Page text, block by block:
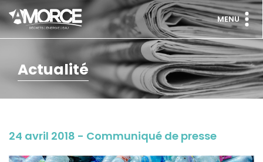
MENU
Actualité
24 avril 2018 - Communiqué de presse